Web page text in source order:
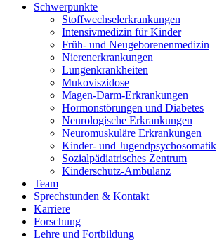
Schwerpunkte
Stoffwechselerkrankungen
Intensivmedizin für Kinder
Früh- und Neugeborenenmedizin
Nierenerkrankungen
Lungenkrankheiten
Mukoviszidose
Magen-Darm-Erkrankungen
Hormonstörungen und Diabetes
Neurologische Erkrankungen
Neuromuskuläre Erkrankungen
Kinder- und Jugendpsychosomatik
Sozialpädiatrisches Zentrum
Kinderschutz-Ambulanz
Team
Sprechstunden & Kontakt
Karriere
Forschung
Lehre und Fortbildung